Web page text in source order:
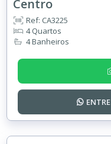
Centro
Ref: CA3225
4 Quartos
4 Banheiros